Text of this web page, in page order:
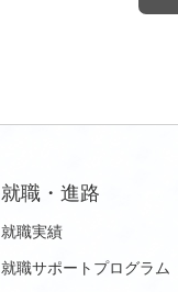
就職・進路
就職実績
就職サポートプログラム